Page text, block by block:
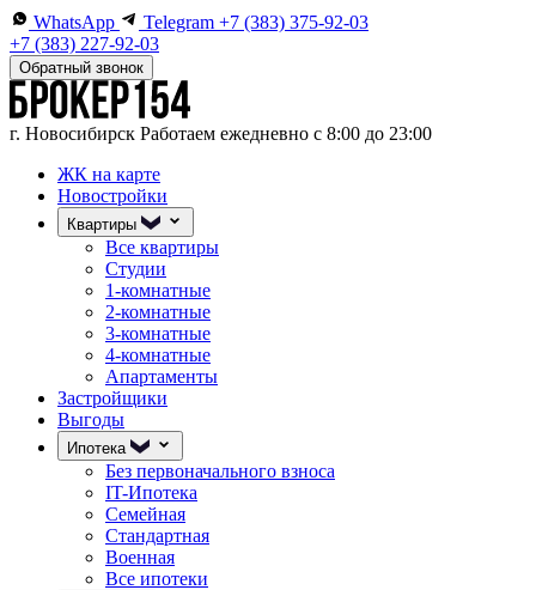
WhatsApp Telegram +7 (383) 375-92-03
+7 (383) 227-92-03
Обратный звонок
г. Новосибирск Работаем ежедневно с 8:00 до 23:00
ЖК на карте
Новостройки
Квартиры
Все квартиры
Студии
1-комнатные
2-комнатные
3-комнатные
4-комнатные
Апартаменты
Застройщики
Выгоды
Ипотека
Без первоначального взноса
IT-Ипотека
Семейная
Стандартная
Военная
Все ипотеки